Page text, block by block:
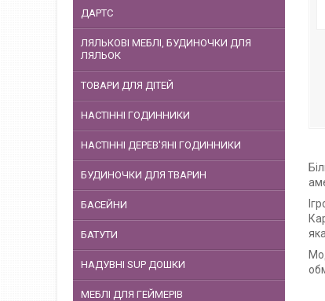
ДАРТС
ЛЯЛЬКОВІ МЕБЛІ, БУДИНОЧКИ ДЛЯ
ЛЯЛЬОК
ТОВАРИ ДЛЯ ДІТЕЙ
НАСТІННІ ГОДИННИКИ
НАСТІННІ ДЕРЕВ'ЯНІ ГОДИННИКИ
БУДИНОЧКИ ДЛЯ ТВАРИН
БАСЕЙНИ
БАТУТИ
НАДУВНІ SUP ДОШКИ
МЕБЛІ ДЛЯ ГЕЙМЕРІВ